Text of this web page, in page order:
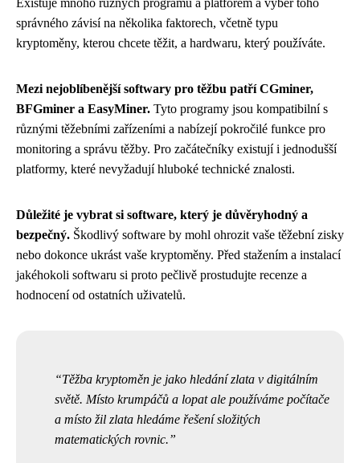
správného závisí na několika faktorech, včetně typu
kryptoměny, kterou chcete těžit, a hardwaru, který používáte.
Mezi nejoblíbenější softwary pro těžbu patří CGminer,
BFGminer a EasyMiner. Tyto programy jsou kompatibilní s
různými těžebními zařízeními a nabízejí pokročilé funkce pro
monitoring a správu těžby. Pro začátečníky existují i jednodušší
platformy, které nevyžadují hluboké technické znalosti.
Důležité je vybrat si software, který je důvěryhodný a
bezpečný. Škodlivý software by mohl ohrozit vaše těžební zisky
nebo dokonce ukrást vaše kryptoměny. Před stažením a instalací
jakéhokoli softwaru si proto pečlivě prostudujte recenze a
hodnocení od ostatních uživatelů.
Těžba kryptoměn je jako hledání zlata v digitálním
světě. Místo krumpáčů a lopat ale používáme počítače
a místo žil zlata hledáme řešení složitých
matematických rovnic.